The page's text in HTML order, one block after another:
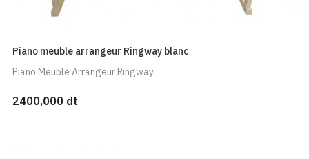
Piano meuble arrangeur Ringway blanc
Piano Meuble Arrangeur Ringway
2400,000 dt